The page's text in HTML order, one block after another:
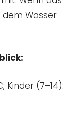
dem Wasser
Kinder (7–14):